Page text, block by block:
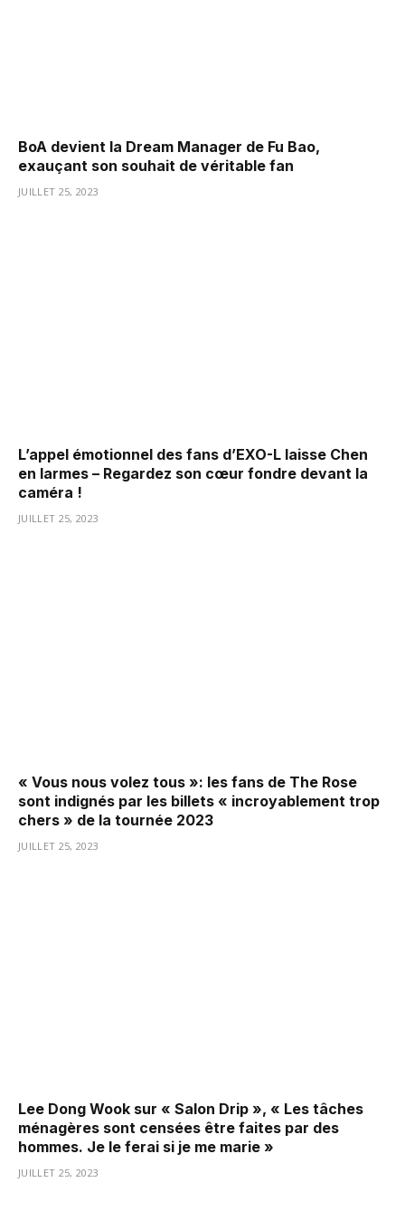
BoA devient la Dream Manager de Fu Bao,
exauçant son souhait de véritable fan
JUILLET 25, 2023
L’appel émotionnel des fans d’EXO-L laisse Chen
en larmes – Regardez son cœur fondre devant la
caméra !
JUILLET 25, 2023
« Vous nous volez tous »: les fans de The Rose
sont indignés par les billets « incroyablement trop
chers » de la tournée 2023
JUILLET 25, 2023
Lee Dong Wook sur « Salon Drip », « Les tâches
ménagères sont censées être faites par des
hommes. Je le ferai si je me marie »
JUILLET 25, 2023